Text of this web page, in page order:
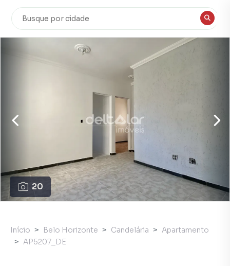
20
Início Belo Horizonte Candelária
Apartamento
AP5207_DE